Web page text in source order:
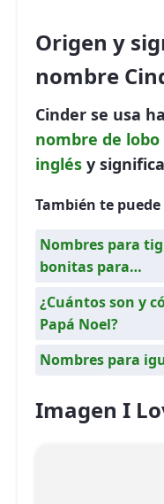
Origen y
nombre
Cinder se usa
nombre de lobo
inglés y
También te
Nombres para
bonitas para…
¿Cuántos son y
Papá Noel?
Nombres para
Imagen I